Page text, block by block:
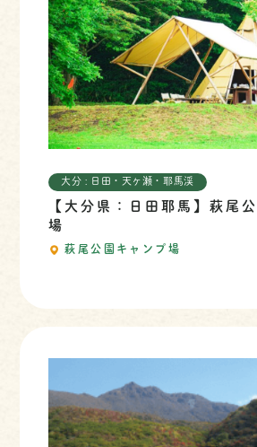
大分 : 日田・天ヶ瀬・耶馬渓
【大分県：日田耶馬】萩尾
場
萩尾公園キャンプ場